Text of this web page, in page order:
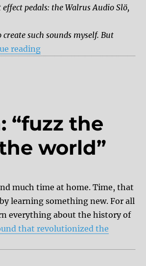
pedals: the Walrus Audio Slö,
such sounds myself. But
reading“Which pedal should I get?”
“fuzz the
world”
much time at home. Time, that
learning something new. For all
everything about the history of
that revolutionized the
that revolutionized the world””